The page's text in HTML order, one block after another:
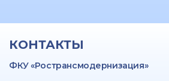
КОНТАКТЫ
ФКУ «Ространсмодернизация»